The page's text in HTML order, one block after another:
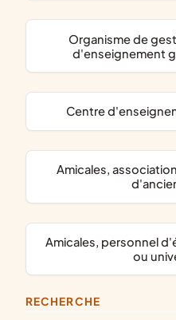
organisme de gestion d'établissement
d'enseignement
centre
amicales, associations d'anciens étudiants,
amicales, personnel d'établissements scolaires
ou
RECHERCHE